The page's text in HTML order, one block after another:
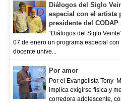
Diálogos del Siglo
especial con el artista
presidente del CODAP
“Diálogos del Siglo
07 de enero un programa especial con
docente unive...
Por amor
Por el Evangelista Tony
implica exigirse física y
corredora adolescente,